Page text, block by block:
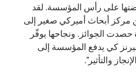
على رأس المؤسسة. لقد
مركز أبحاث أميركي صغير إلى
الجوائز. ونجاحها يوفّر
بيرنز كي يدفع المؤسسة إلى
والتأثير".